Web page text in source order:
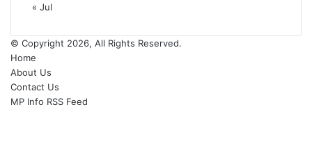
« Jul
© Copyright 2026, All Rights Reserved.
Home
About Us
Contact Us
MP Info RSS Feed